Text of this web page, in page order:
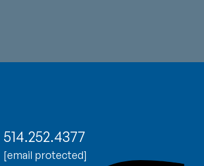
514.252.4377
[email protected]